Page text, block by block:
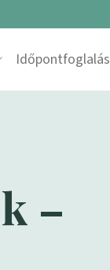
Időpontfoglalás
–